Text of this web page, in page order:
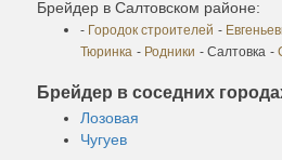
Брейдер в Салтовском районе:
- Городок строителей -
Тюринка - Родники - Салтовка -
Брейдер в соседних
Лозовая
Чугуев